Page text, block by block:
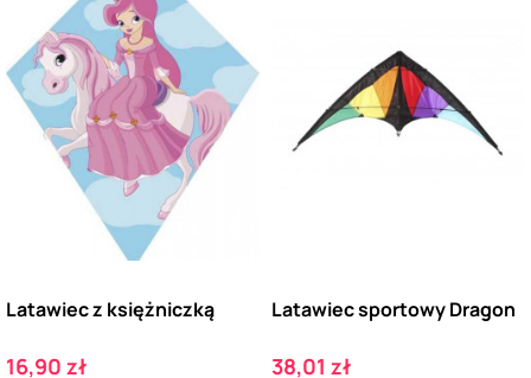
Latawiec z księżniczką
Cena
16,90 zł
Latawiec sportowy Dragon
Cena
38,01 zł